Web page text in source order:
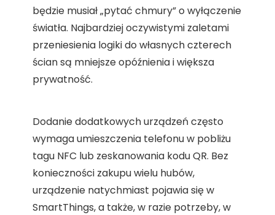
będzie musiał „pytać chmury” o wyłączenie
światła. Najbardziej oczywistymi zaletami
przeniesienia logiki do własnych czterech
ścian są mniejsze opóźnienia i większa
prywatność.
Dodanie dodatkowych urządzeń często
wymaga umieszczenia telefonu w pobliżu
tagu NFC lub zeskanowania kodu QR. Bez
konieczności zakupu wielu hubów,
urządzenie natychmiast pojawia się w
SmartThings, a także, w razie potrzeby, w